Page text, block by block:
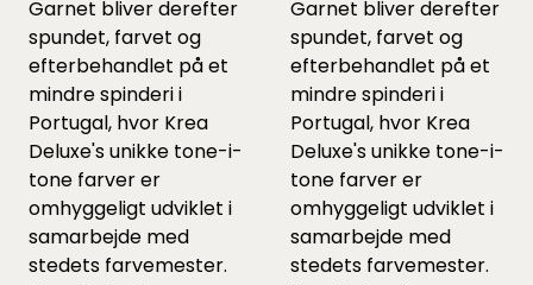
Garnet bliver derefter
spundet, farvet og
efterbehandlet på et
mindre spinderi i
Portugal, hvor Krea
Deluxe's unikke tone-i-
tone farver er
omhyggeligt udviklet i
samarbejde med
stedets farvemester.
Garnet bliver derefter
spundet, farvet og
efterbehandlet på et
mindre spinderi i
Portugal, hvor Krea
Deluxe's unikke tone-i-
tone farver er
omhyggeligt udviklet i
samarbejde med
stedets farvemester.